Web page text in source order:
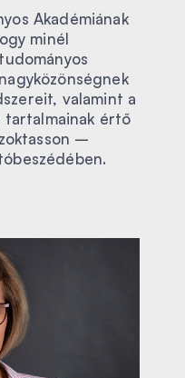
Akadémiának
minél
valamint a
tartalmainak értő
–